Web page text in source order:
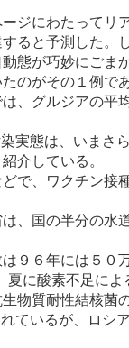
ジにわたってリ
ると予測した。
態が巧妙にごま
のがその１例であ
、グルジアの平
態は、いまさ
介している。
で、ワクチン接
、国の半分の水
９６年には５０
に酸素不足に
質耐性結核菌
ているが、ロシ